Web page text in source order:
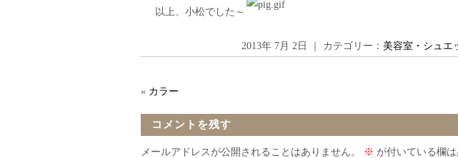
以上、小松でした～
2013年 7月 2日 ｜ カテゴリー： 美容室・シュエ
« カラー
コメントを残す
メールアドレスが公開されることはありません。 ※ が付いている欄